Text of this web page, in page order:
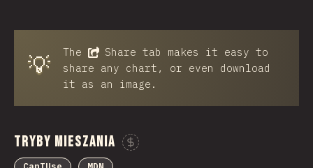
💡 The Share tab makes it easy to
share any chart, or even download
it as an image.
Tryby Mieszania